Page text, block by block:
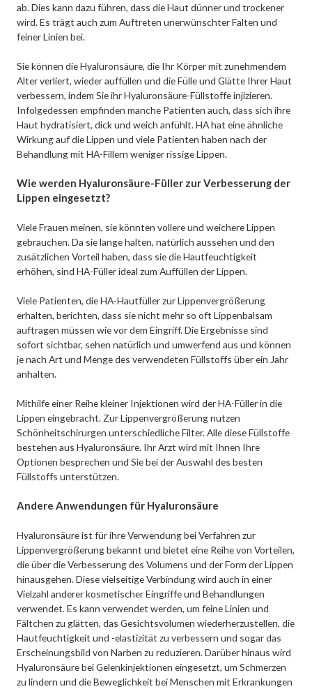
ab. Dies kann dazu führen, dass die Haut dünner und trockener
wird. Es trägt auch zum Auftreten unerwünschter Falten und
feiner Linien bei.
Sie können die Hyaluronsäure, die Ihr Körper mit zunehmendem
Alter verliert, wieder auffüllen und die Fülle und Glätte Ihrer Haut
verbessern, indem Sie ihr Hyaluronsäure-Füllstoffe injizieren.
Infolgedessen empfinden manche Patienten auch, dass sich ihre
Haut hydratisiert, dick und weich anfühlt. HA hat eine ähnliche
Wirkung auf die Lippen und viele Patienten haben nach der
Behandlung mit HA-Fillern weniger rissige Lippen.
Wie werden Hyaluronsäure-Füller zur Verbesserung der
Lippen eingesetzt?
Viele Frauen meinen, sie könnten vollere und weichere Lippen
gebrauchen. Da sie lange halten, natürlich aussehen und den
zusätzlichen Vorteil haben, dass sie die Hautfeuchtigkeit
erhöhen, sind HA-Füller ideal zum Auffüllen der Lippen.
Viele Patienten, die HA-Hautfüller zur Lippenvergrößerung
erhalten, berichten, dass sie nicht mehr so oft Lippenbalsam
auftragen müssen wie vor dem Eingriff. Die Ergebnisse sind
sofort sichtbar, sehen natürlich und umwerfend aus und können
je nach Art und Menge des verwendeten Füllstoffs über ein Jahr
anhalten.
Mithilfe einer Reihe kleiner Injektionen wird der HA-Füller in die
Lippen eingebracht. Zur Lippenvergrößerung nutzen
Schönheitschirurgen unterschiedliche Filter. Alle diese Füllstoffe
bestehen aus Hyaluronsäure. Ihr Arzt wird mit Ihnen Ihre
Optionen besprechen und Sie bei der Auswahl des besten
Füllstoffs unterstützen.
Andere Anwendungen für Hyaluronsäure
Hyaluronsäure ist für ihre Verwendung bei Verfahren zur
Lippenvergrößerung bekannt und bietet eine Reihe von Vorteilen,
die über die Verbesserung des Volumens und der Form der Lippen
hinausgehen. Diese vielseitige Verbindung wird auch in einer
Vielzahl anderer kosmetischer Eingriffe und Behandlungen
verwendet. Es kann verwendet werden, um feine Linien und
Fältchen zu glätten, das Gesichtsvolumen wiederherzustellen, die
Hautfeuchtigkeit und -elastizität zu verbessern und sogar das
Erscheinungsbild von Narben zu reduzieren. Darüber hinaus wird
Hyaluronsäure bei Gelenkinjektionen eingesetzt, um Schmerzen
zu lindern und die Beweglichkeit bei Menschen mit Erkrankungen